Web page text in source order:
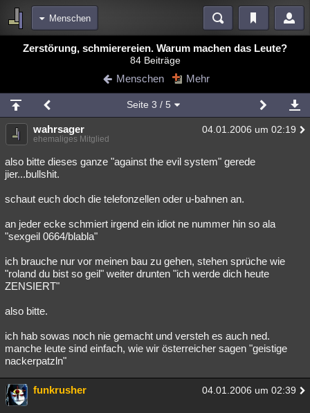
Menschen
Bereiche
Blogs
Chat Wiki Neuigkeiten
meine Rubriken
Menschen Wissenschaft Mystery Kriminalfälle
Spiritualität Verschwörungen Technologie Ufologie
Philosophie Träume Orte Esoterik Literatur
Astronomie Helpdesk Gaming Filme
Musik Clash
Lesenswert Schlüsselwörter
Zerstörung, schmierereien. Warum machen das Leute?
84 Beiträge
Menschen Mehr
Seite 3 / 5
wahrsager 04.01.2006 um 02:19
ehemaliges Mitglied
also bitte dieses ganze "against the evil system" gerede
jier...bullshit.
schaut euch doch die telefonzellen oder u-bahnen an.
an jeder ecke schmiert irgend ein idiot ne nummer hin so ala
"sexgeil 0664/blabla"
ich brauche nur vor meinen bau zu gehen, stehen sprüche wie
"roland du bist so geil" weiter drunten "ich werde dich heute
ZENSIERT"
also bitte.
ich hab sowas noch nie gemacht und versteh es auch ned.
manche leute sind einfach, wie wir österreicher sagen "geistige
nackerpatzln"
funkrusher 04.01.2006 um 02:39